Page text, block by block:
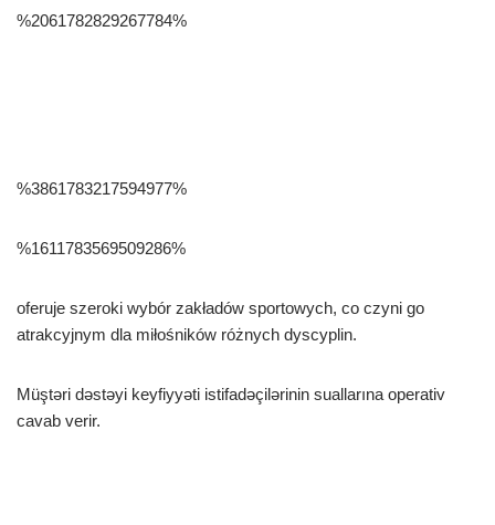
%2061782829267784%
%3861783217594977%
%1611783569509286%
oferuje szeroki wybór zakładów sportowych, co czyni go
atrakcyjnym dla miłośników różnych dyscyplin.
Müştəri dəstəyi keyfiyyəti istifadəçilərinin suallarına operativ
cavab verir.